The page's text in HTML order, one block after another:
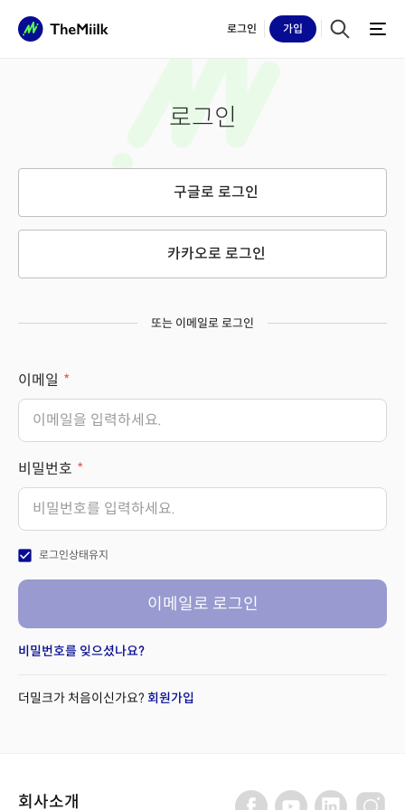
로그인 가입
로그인
구글로 로그인
카카오로 로그인
또는 이메일로 로그인
이메일
비밀번호
check_box 로그인상태유지
이메일로 로그인
비밀번호를 잊으셨나요?
더밀크가 처음이신가요? 회원가입
회사소개